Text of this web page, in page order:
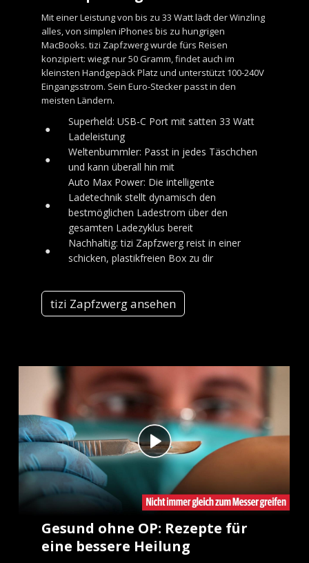
Mit einer Leistung von bis zu 33 Watt lädt der Winzling
alles, von simplen iPhones bis zu hungrigen
MacBooks. tizi Zapfzwerg wurde fürs Reisen
konzipiert: wiegt nur 50 Gramm, findet auch im
kleinsten Handgepäck Platz und unterstützt 100-240V
Eingangsstrom. Sein Euro-Stecker passt in den
meisten Ländern.
●
Superheld: USB-C Port mit satten 33 Watt
Ladeleistung
●
Weltenbummler: Passt in jedes Täschchen
und kann überall hin mit
●
Auto Max Power: Die intelligente
Ladetechnik stellt dynamisch den
bestmöglichen Ladestrom über den
gesamten Ladezyklus bereit
●
Nachhaltig: tizi Zapfzwerg reist in einer
schicken, plastikfreien Box zu dir
tizi Zapfzwerg ansehen
Gesund ohne OP: Rezepte für
eine bessere Heilung